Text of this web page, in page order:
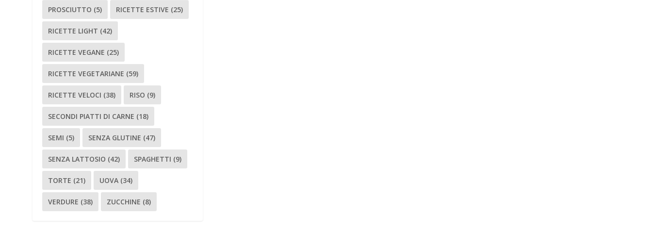
PROSCIUTTO (5) RICETTE ESTIVE (25)
RICETTE LIGHT (42)
RICETTE VEGANE (25)
RICETTE VEGETARIANE (59)
RICETTE VELOCI (38) RISO (9)
SECONDI PIATTI DI CARNE (18)
SEMI (5) SENZA GLUTINE (47)
SENZA LATTOSIO (42) SPAGHETTI (9)
TORTE (21) UOVA (34)
VERDURE (38) ZUCCHINE (8)